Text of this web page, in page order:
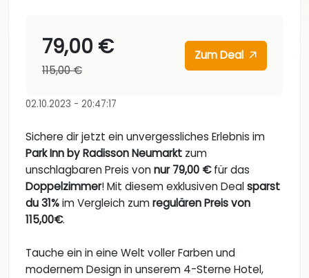
79,00 €
115,00 €
Zum Deal
02.10.2023 - 20:47:17
Sichere dir jetzt ein unvergessliches Erlebnis im
Park Inn by Radisson Neumarkt zum
unschlagbaren Preis vonnur 79,00 €für das
Doppelzimmer! Mit diesem exklusiven Dealsparst
du 31%im Vergleich zumregulären Preis von
115,00€.
Tauche ein in eine Welt voller Farben und
modernem Design in unserem 4-Sterne Hotel,